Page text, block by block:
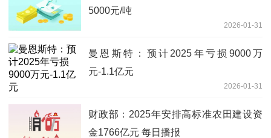
5000元/吨
2026-01-31
曼恩斯特：预计2025年亏损9000万
元-1.1亿元
2026-01-31
财政部：2025年安排高标准农田建设资
金1766亿元 每日播报